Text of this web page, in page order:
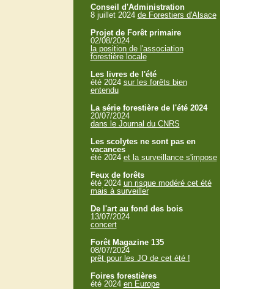
Conseil d'Administration
8 juillet 2024 de Forestiers d'Alsace
Projet de Forêt primaire
02/08/2024
la position de l'association
forestière locale
Les livres de l'été
été 2024 sur les forêts bien
entendu
La série forestière de l'été 2024
20/07/2024
dans le Journal du CNRS
Les scolytes ne sont pas en
vacances
été 2024 et la surveillance s'impose
Feux de forêts
été 2024 un risque modéré cet été
mais à surveiller
De l'art au fond des bois
13/07/2024
concert
Forêt Magazine 135
08/07/2024
prêt pour les JO de cet été !
Foires forestières
été 2024 en Europe